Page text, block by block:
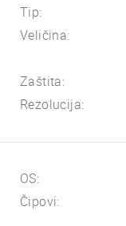
Tip:
Veličina:
Zaštita:
Rezolucija:
OS:
Čipovi: